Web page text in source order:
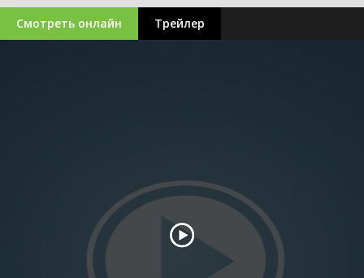
Смотреть онлайн Трейлер